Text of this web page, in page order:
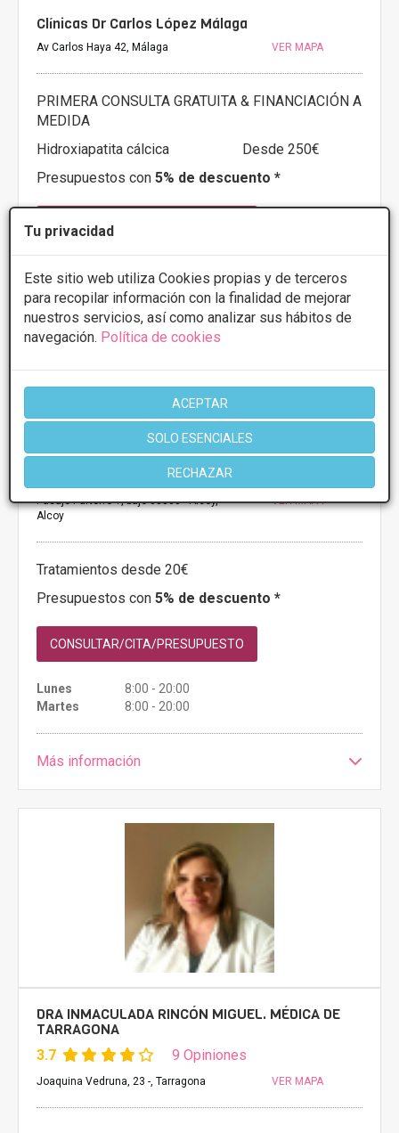
Tu privacidad
Este sitio web utiliza Cookies propias y de terceros
para recopilar información con la finalidad de mejorar
nuestros servicios, así como analizar sus hábitos de
navegación. Política de cookies
ACEPTAR
SOLO ESENCIALES
RECHAZAR
Clínicas Dr Carlos López Málaga
Av Carlos Haya 42, Málaga VER MAPA
PRIMERA CONSULTA GRATUITA & FINANCIACIÓN A
MEDIDA
Hidroxiapatita cálcica
Desde 250€
Presupuestos con 5% de descuento *
CONSULTAR/CITA/PRESUPUESTO
Más información
COMYCE CLÍNICAS
2 Opiniones
Pasaje Parterre 1, bajo 03800 - Alcoy,
Alcoy
VER MAPA
Tratamientos desde 20€
Presupuestos con 5% de descuento *
CONSULTAR/CITA/PRESUPUESTO
Lunes
8:00 - 20:00
Martes
8:00 - 20:00
Más información
DRA INMACULADA RINCÓN MIGUEL. MÉDICA DE
TARRAGONA
3.7 9 Opiniones
Joaquina Vedruna, 23 -, Tarragona VER MAPA